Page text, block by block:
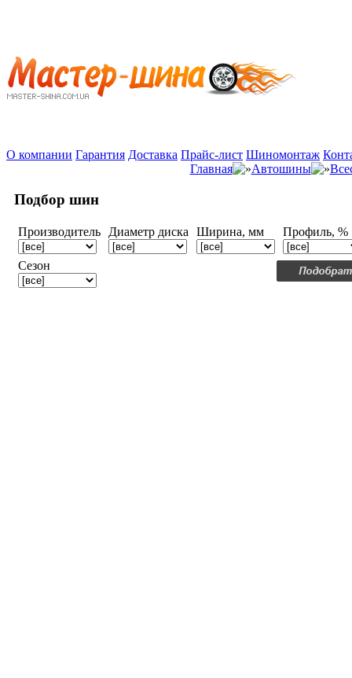
О компании Гарантия Доставка Прайс-лист Шиномонтаж
Главная
Автошины
Подбор шин
Производитель Диаметр диска Ширина, мм Профиль, %
Сезон